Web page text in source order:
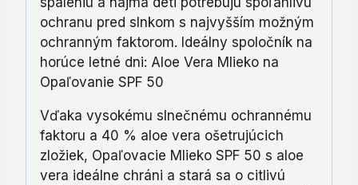
ochranu pred slnkom s najvyšším možným
ochranným faktorom. Ideálny spoločník na
horúce letné dni: Aloe Vera Mlieko na
Opaľovanie SPF 50
Vďaka vysokému slnečnému ochrannému
faktoru a 40 % aloe vera ošetrujúcich
zložiek, Opaľovacie Mlieko SPF 50 s aloe
vera ideálne chráni a stará sa o citlivú